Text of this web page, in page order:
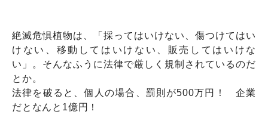
絶滅危惧植物は、「採ってはいけない、傷つけてはい
けない、移動してはいけない、販売してはいけな
い」。そんなふうに法律で厳しく規制されているのだ
とか。
法律を破ると、個人の場合、罰則が500万円！ 企業
だとなんと1億円！